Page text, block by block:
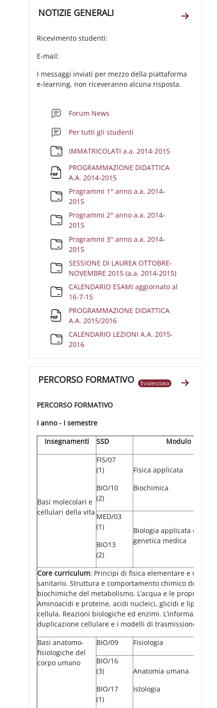
NOTIZIE GENERALI
Vai alla
Ricevimento studenti:
E-mail:
I messaggi inviati per mezzo della piattaforma
e-learning, non riceveranno alcuna risposta.
Forum News
Per tutti gli studenti
IMMATRICOLATI a.a. 2014-2015Cartella
PROGRAMMAZIONE DIDATTICA
A.A. 2014-2015
Programmi 1° anno a.a. 2014-
2015Cartella
Programmi 2° anno a.a. 2014-
2015Cartella
Programmi 3° anno a.a. 2014-
2015Cartella
SESSIONE DI LAUREA OTTOBRE-
NOVEMBRE 2015 (a.a. 2014-2015)Cartella
CALENDARIO ESAMI aggiornato al
16-7-15Cartella
PROGRAMMAZIONE DIDATTICA
A.A. 2015/2016
CALENDARIO LEZIONI A.A. 2015-
2016Cartella
PERCORSO FORMATIVO Evidenziato Vai alla
PERCORSO FORMATIVO
I anno - I semestre
Insegnamenti
SSD Modulo
Basi molecolari e
cellulari della vita
FIS/07
(1)
BIO/10
(2)
Fisica applicata
Biochimica
MED/03
(1)
BIO13
(2)
Biologia applicata e
genetica medica
Core curriculum: Principi di fisica elementare e
sanitario. Struttura e comportamento chimico delle
biochimiche del metabolismo. L’acqua e le proprietà
Aminoacidi e proteine, acidi nucleici, glicidi e lipidi.
cellula. Reazioni biologiche ed enzimi. L’informazione
duplicazione cellulare e i modelli di trasmissione
Basi anatomo-
fisiologiche del
corpo umano
BIO/09
Fisiologia
BIO/16
(3)
BIO/17
(1)
Anatomia umana
Istologia